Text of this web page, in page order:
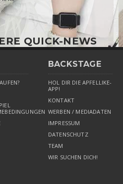
QUICK-NEWS
BACKSTAGE
HOL DIR DIE APFELLIKE-
APP!
KONTAKT
WERBEN / MEDIADATEN
IMPRESSUM
DATENSCHUTZ
TEAM
WIR SUCHEN DICH!